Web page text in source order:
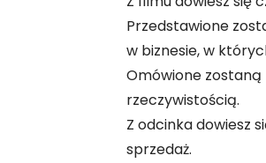
Przedstawione
w biznesie, w
Omówione
rzeczywistością.
Z odcinka dowiesz
sprzedaż.